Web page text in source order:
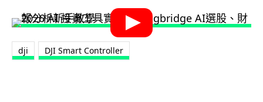
dji DJI Smart Controller